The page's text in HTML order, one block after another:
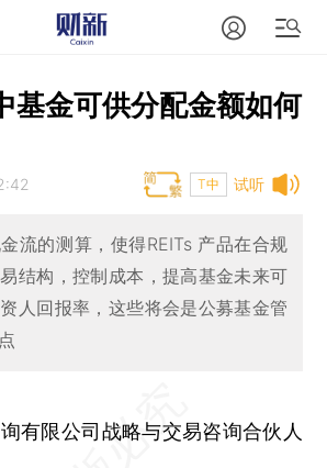
基金可供分配金额如何
试听
T中
流的测算，使得REITs 产品在合规
结构，控制成本，提高基金未来可
人回报率，这些将会是公募基金管
限公司战略与交易咨询合伙人